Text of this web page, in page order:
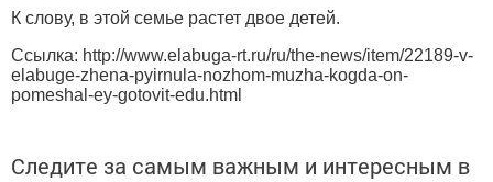
К слову, в этой семье растет двое детей.
Ссылка: http://www.elabuga-rt.ru/ru/the-news/item/22189-v-
elabuge-zhena-pyirnula-nozhom-muzha-kogda-on-
pomeshal-ey-gotovit-edu.html
Следите за самым важным и интересным в